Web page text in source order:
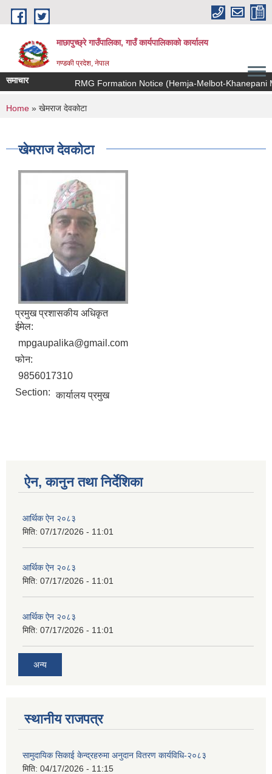
Skip to main content
माछापुच्छ्रे गाउँपालिका, गाउँ कार्यपालिकाको कार्यालय
गण्डकी प्रदेश, नेपाल
समाचार RMG Formation Notice (Hemja-Melbot-Khanepani
You are here
Home » खेमराज देवकोटा
खेमराज देवकोटा
प्रमुख प्रशासकीय अधिकृत
ईमेल:
mpgaupalika@gmail.com
फोन:
9856017310
Section: कार्यालय प्रमुख
ऐन, कानुन तथा निर्देशिका
आर्थिक ऐन २०८३
मिति: 07/17/2026 - 11:01
आर्थिक ऐन २०८३
मिति: 07/17/2026 - 11:01
आर्थिक ऐन २०८३
मिति: 07/17/2026 - 11:01
अन्य
स्थानीय राजपत्र
सामुदायिक सिकाई केन्द्रहरुमा अनुदान वितरण कार्यविधि-२०८३
मिति: 04/17/2026 - 11:15